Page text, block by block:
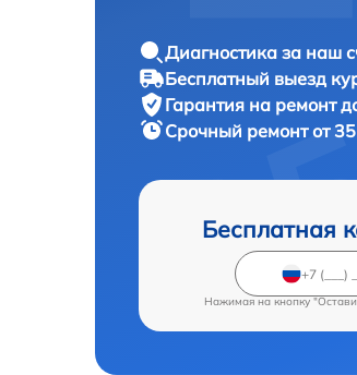
Диагностика за наш
Бесплатный выезд
Гарантия на ремонт
Срочный ремонт от
Бесплатная
Нажимая на кнопку